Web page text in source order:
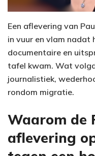
Een aflevering van
in vuur en vlam nadat
documentaire en
tafel kwam. Wat
journalistiek,
rondom migratie.
Waarom de
aflevering